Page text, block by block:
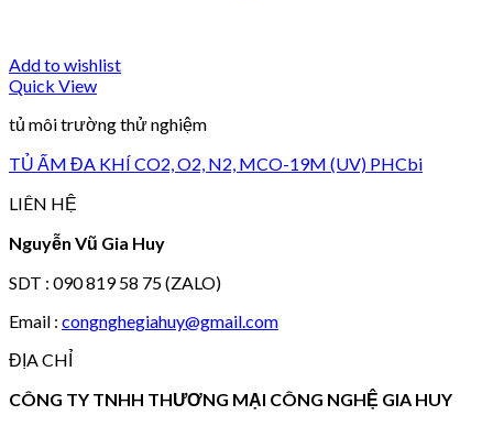
Add to wishlist
Quick View
tủ môi trường thử nghiệm
TỦ ẤM ĐA KHÍ CO2, O2, N2, MCO-19M (UV) PHCbi
LIÊN HỆ
Nguyễn Vũ Gia Huy
SDT : 090 819 58 75 (ZALO)
Email : congnghegiahuy@gmail.com
ĐỊA CHỈ
CÔNG TY TNHH THƯƠNG MẠI CÔNG NGHỆ GIA HUY